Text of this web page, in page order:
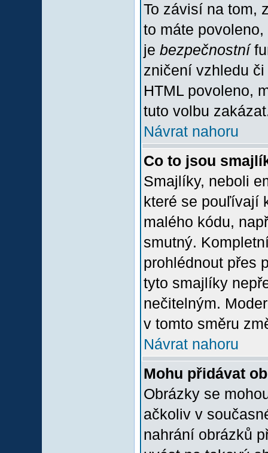
To závisí na tom,
to máte
je bezpečnostní
zničení vzhledu
HTML povoleno,
tuto volbu
Návrat nahoru
Co to jsou
Smajlíky, neboli
které se pouľívají
malého kódu,
smutný.
prohlédnout přes
tyto smajlíky
nečitelným.
v tomto směru
Návrat nahoru
Mohu přidávat
Obrázky se
ačkoliv v
nahrání obrázků